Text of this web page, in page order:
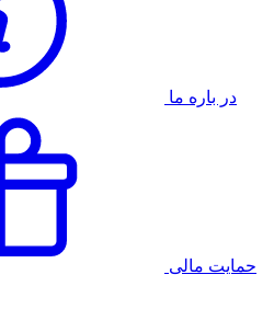
در باره ما
حمایت مالی